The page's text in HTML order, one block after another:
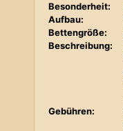
Besonderheit:
Aufbau:
Bettengröße:
Beschreibung:
Gebühren: